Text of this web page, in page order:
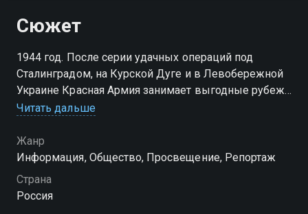
Сюжет
1944 год. После серии удачных операций под
Сталинградом, на Курской Дуге и в Левобережной
Украине Красная Армия занимает выгодные рубежи
на Днепре. Но противник ещё силён. Он удерживает
Читать дальше
Жанр
Информация, Общество, Просвещение, Репортаж
Страна
Россия